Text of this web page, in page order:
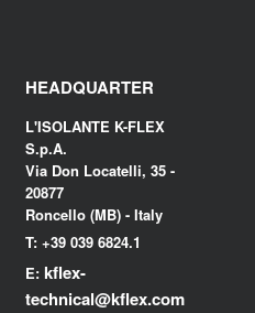
HEADQUARTER
L'ISOLANTE K-FLEX
S.p.A.
Via Don Locatelli, 35 -
20877
Roncello (MB) - Italy
T: +39 039 6824.1
E: kflex-
technical@kflex.com